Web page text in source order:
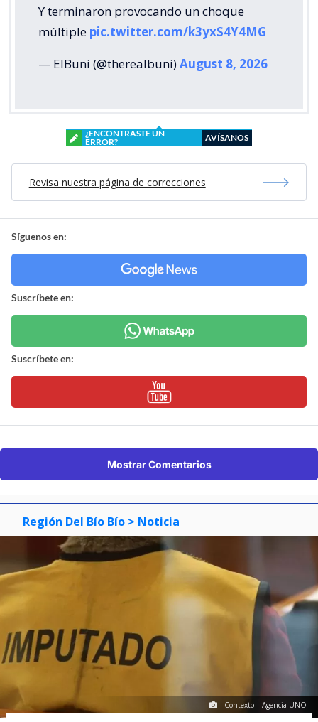
Y terminaron provocando un choque
múltiple pic.twitter.com/k3yxS4Y4MG
— ElBuni (@therealbuni)August 8, 2026
¿ENCONTRASTE UN
ERROR?
AVÍSANOS
Revisa nuestra página de correcciones
Síguenos en:
Suscríbete en:
Suscríbete en:
Mostrar Comentarios
Región Del Bío Bío > Noticia
Contexto | Agencia UNO